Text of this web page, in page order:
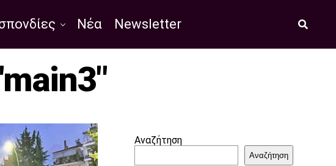
Νέα Newsletter
Αναζήτηση
Αναζήτηση